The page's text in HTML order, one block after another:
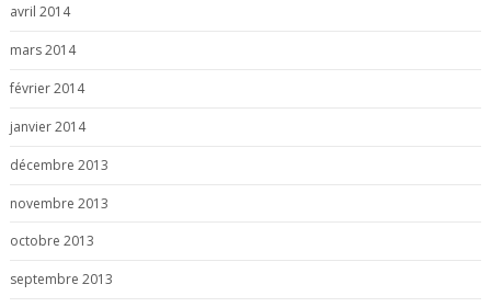
avril 2014
mars 2014
février 2014
janvier 2014
décembre 2013
novembre 2013
octobre 2013
septembre 2013